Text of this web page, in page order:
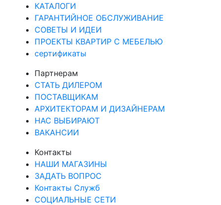
КАТАЛОГИ
ГАРАНТИЙНОЕ ОБСЛУЖИВАНИЕ
СОВЕТЫ И ИДЕИ
ПРОЕКТЫ КВАРТИР С МЕБЕЛЬЮ
сертификаты
Партнерам
СТАТЬ ДИЛЕРОМ
ПОСТАВЩИКАМ
АРХИТЕКТОРАМ И ДИЗАЙНЕРАМ
НАС ВЫБИРАЮТ
ВАКАНСИИ
Контакты
НАШИ МАГАЗИНЫ
ЗАДАТЬ ВОПРОС
Контакты Служб
СОЦИАЛЬНЫЕ СЕТИ